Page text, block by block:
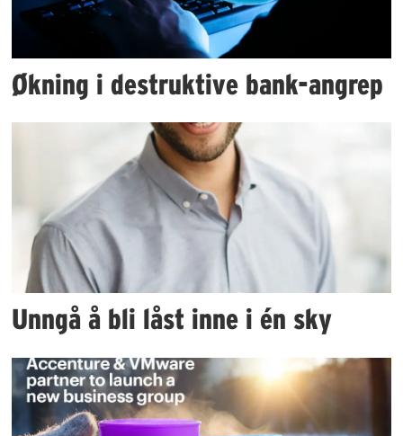
Økning i destruktive bank-angrep
Unngå å bli låst inne i én sky